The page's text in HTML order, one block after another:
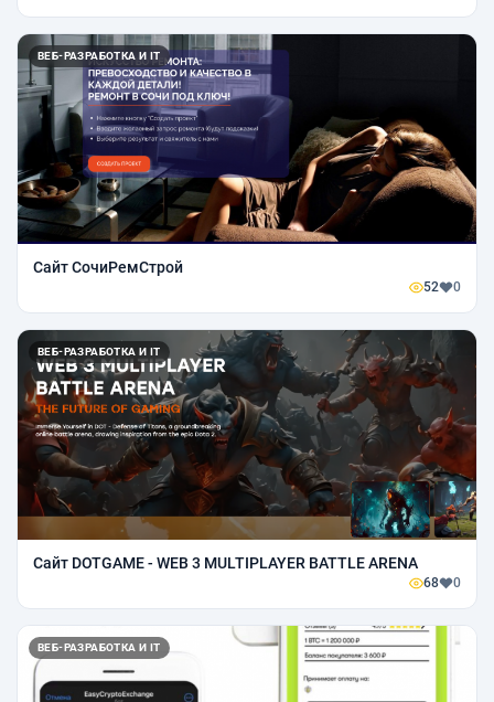
ВЕБ-РАЗРАБОТКА И IT
Сайт СочиРемСтрой
52 0
ВЕБ-РАЗРАБОТКА И IT
Сайт DOTGAME - WEB 3 MULTIPLAYER BATTLE ARENA
68 0
ВЕБ-РАЗРАБОТКА И IT